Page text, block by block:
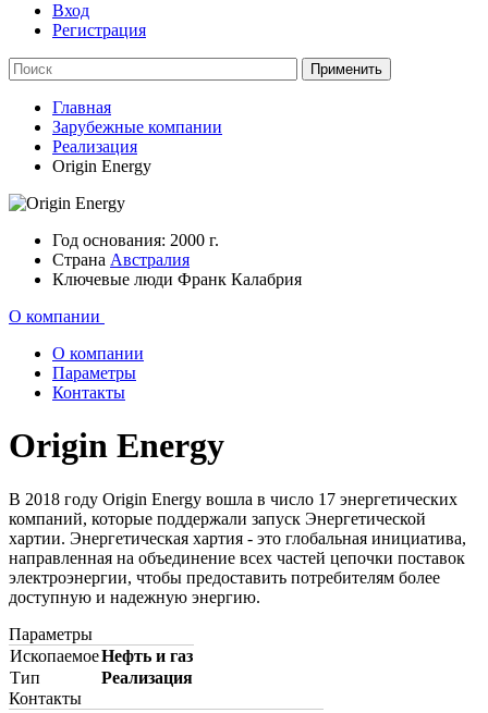
Вход
Регистрация
Главная
Зарубежные компании
Реализация
Origin Energy
Год основания: 2000 г.
Страна Австралия
Ключевые люди Франк Калабрия
О компании
О компании
Параметры
Контакты
Origin Energy
В 2018 году Origin Energy вошла в число 17 энергетических
компаний, которые поддержали запуск Энергетической
хартии. Энергетическая хартия - это глобальная инициатива,
направленная на объединение всех частей цепочки поставок
электроэнергии, чтобы предоставить потребителям более
доступную и надежную энергию.
Параметры
ИскопаемоеНефть и газ
Тип
Реализация
Контакты